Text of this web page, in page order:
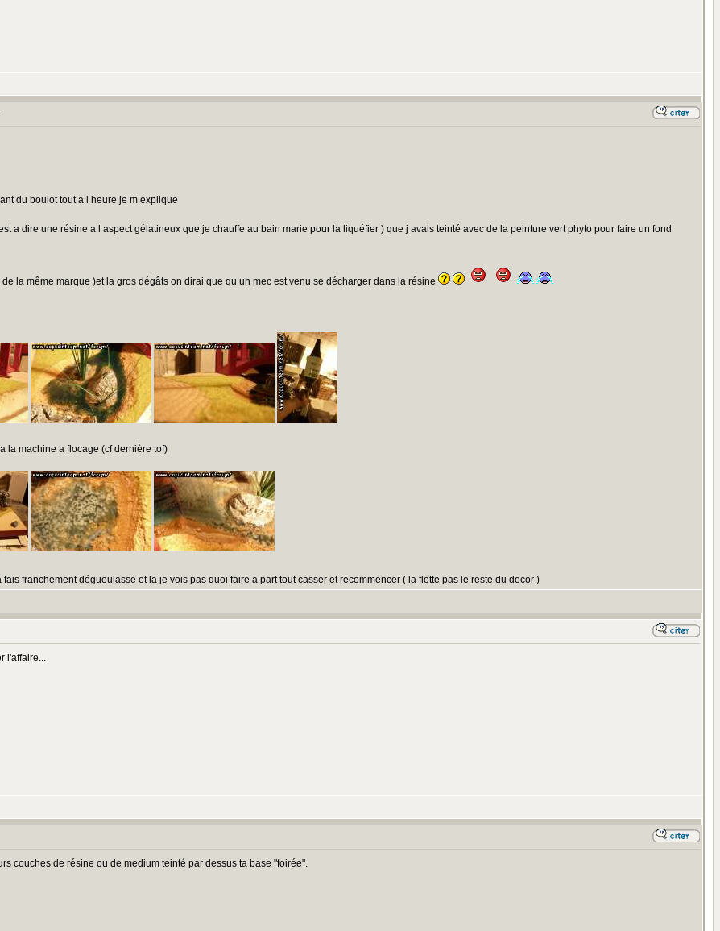
du boulot tout a l heure je m explique
a dire une résine a l aspect gélatineux que je chauffe au bain marie pour la liquéfier ) que j avais teinté avec de la peinture vert phyto pour faire un fond
la même marque )et la gros dégâts on dirai que qu un mec est venu se décharger dans la résine
la machine a flocage (cf dernière tof)
fais franchement dégueulasse et la je vois pas quoi faire a part tout casser et recommencer ( la flotte pas le reste du decor )
l'affaire...
couches de résine ou de medium teinté par dessus ta base "foirée".